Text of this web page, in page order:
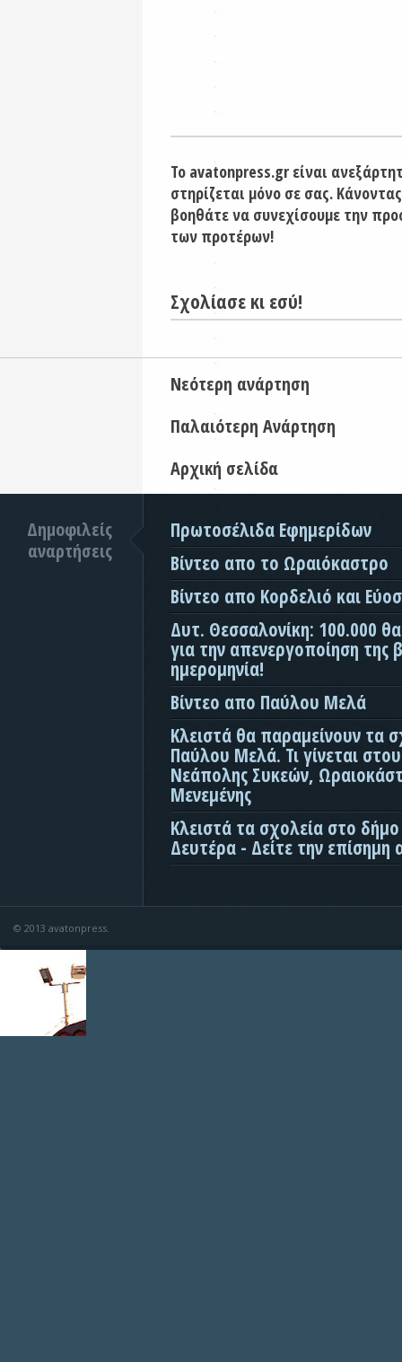
Το avatonpress.gr είναι
στηρίζεται μόνο σε σας.
βοηθάτε να συνεχίσουμε την
των προτέρων!
Σχολίασε κι εσύ!
Νεότερη ανάρτηση
Παλαιότερη Ανάρτηση
Αρχική σελίδα
Δημοφιλείς
αναρτήσεις
Πρωτοσέλιδα Εφημερίδων
Βίντεο απο το Ωραιόκαστρο
Βίντεο απο Κορδελιό και
Δυτ. Θεσσαλονίκη: 100.000
για την απενεργοποίηση της
ημερομηνία!
Βίντεο απο Παύλου Μελά
Κλειστά θα παραμείνουν τα
Παύλου Μελά. Τι γίνεται
Νεάπολης Συκεών,
Μενεμένης
Κλειστά τα σχολεία στο
Δευτέρα - Δείτε την επίσημη
© 2013 avatonpress.